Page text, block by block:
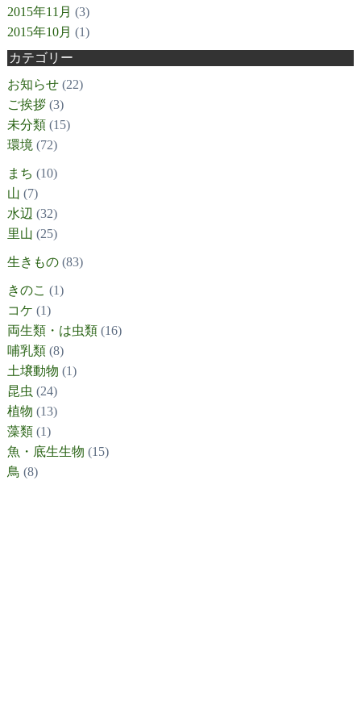
2015年11月 (3)
2015年10月 (1)
カテゴリー
お知らせ(22)
ご挨拶(3)
未分類(15)
環境 (72)
まち (10)
山 (7)
水辺 (32)
里山 (25)
生きもの(83)
きのこ (1)
コケ (1)
両生類・は虫類(16)
哺乳類(8)
土壌動物 (1)
昆虫 (24)
植物 (13)
藻類(1)
魚・底生生物 (15)
鳥 (8)